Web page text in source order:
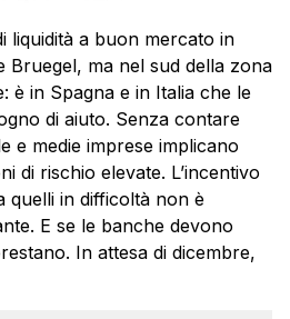
liquidità a buon mercato in
Bruegel, ma nel sud della zona
è in Spagna e in Italia che le
di aiuto. Senza contare
e medie imprese implicano
di rischio elevate. L’incentivo
quelli in difficoltà non è
E se le banche devono
In attesa di dicembre,